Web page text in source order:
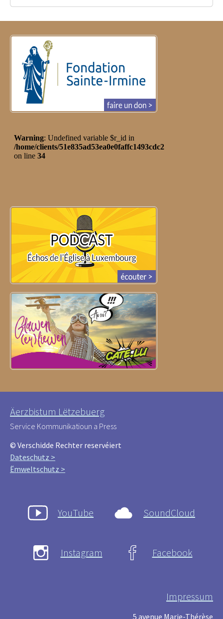
Äerzbistum Lëtzebuerg
Service Kommunikatioun a Press
© Verschidde Rechter reservéiert
Dateschutz >
Ëmweltschutz >
YouTube SoundCloud
Instagram Facebook
Impressum
5 avenue Marie-Thérèse